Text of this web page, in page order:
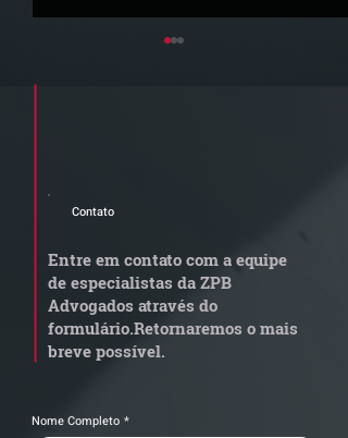
STJ admite
por penosidade e acende
alerta para
transportadoras
Contato
Entre em contato com a equipe
de especialistas da ZPB
Advogados através do
formulário.Retornaremos o mais
breve possível.
Nome Completo *